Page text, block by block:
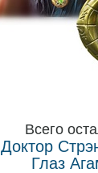
Всего
Доктор
Глаз